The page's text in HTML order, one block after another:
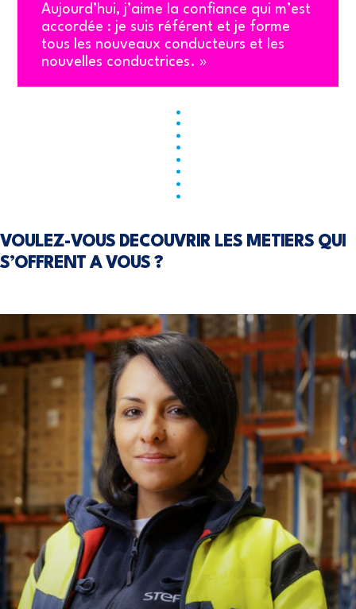
Aujourd’hui, j’aime la confiance qui m’est
accordée : je suis référent et je forme
tous les nouveaux conducteurs et les
nouvelles conductrices. »
VOULEZ-VOUS DECOUVRIR LES METIERS QUI
S’OFFRENT A VOUS ?